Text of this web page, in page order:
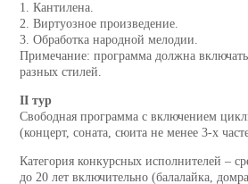
1. Кантилена.
2. Виртуозное произведение.
3. Обработка народной мелодии.
Примечание: программа должна
разных стилей.
II тур
Свободная программа с включением
(концерт, соната, сюита не менее 3-х
Категория конкурсных исполнителей –
до 20 лет включительно (балалайка,